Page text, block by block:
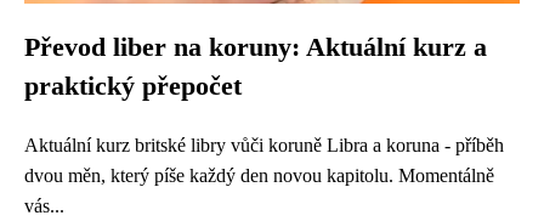
Převod liber na koruny: Aktuální kurz a
praktický přepočet
Aktuální kurz britské libry vůči koruně Libra a koruna - příběh
dvou měn, který píše každý den novou kapitolu. Momentálně
vás...